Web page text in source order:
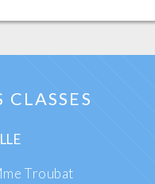
CLASSES
Troubat